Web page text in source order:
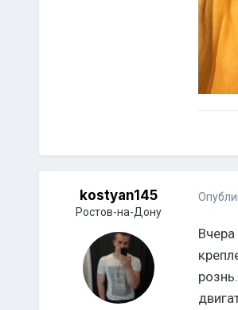
kostyan145
Ростов-на-Дону